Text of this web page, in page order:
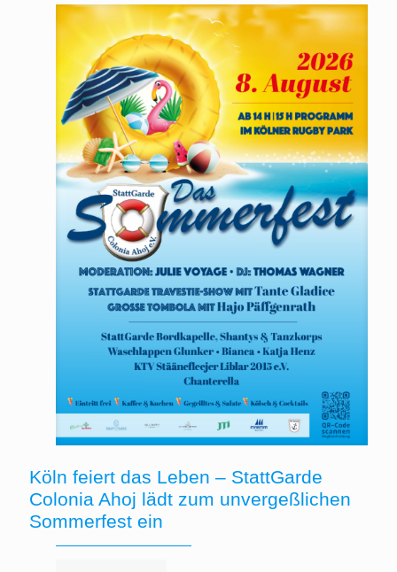
Köln feiert das Leben – StattGarde
Colonia Ahoj lädt zum unvergeßlichen
Sommerfest ein